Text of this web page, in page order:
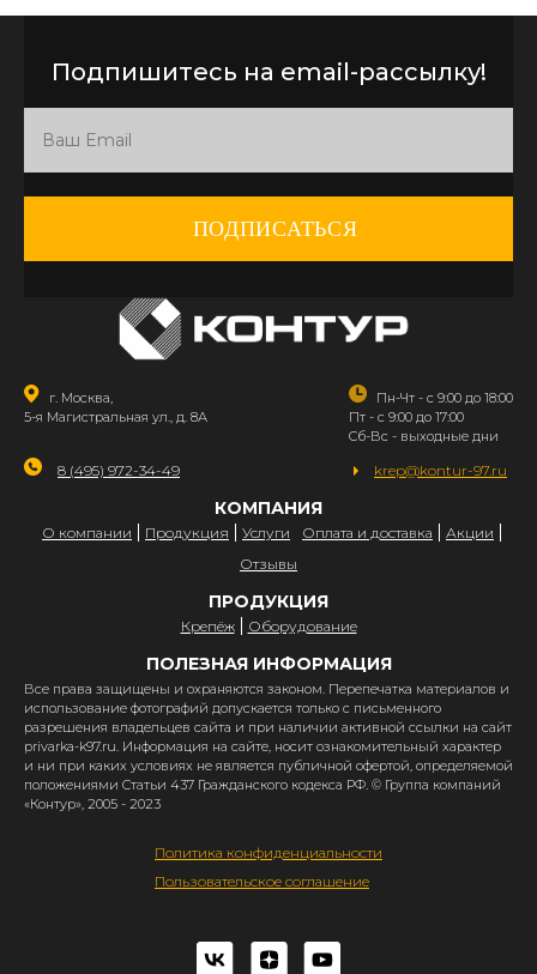
Подпишитесь на email-рассылку!
ПОДПИСАТЬСЯ
г. Москва,
5-я Магистральная ул., д. 8А
Пн-Чт - с 9:00 до 18:00
Пт - с 9:00 до 17:00
Сб-Вс - выходные дни
8 (495) 972-34-49 krep@kontur-97.ru
КОМПАНИЯ
О компании Продукция Услуги Оплата и доставка
Акции
Отзывы
ПРОДУКЦИЯ
Крепёж Оборудование
ПОЛЕЗНАЯ ИНФОРМАЦИЯ
Все права защищены и охраняются законом. Перепечатка материалов и
использование фотографий допускается только с письменного
разрешения владельцев сайта и при наличии активной ссылки на сайт
privarka-k97.ru. Информация на сайте, носит ознакомительный характер
и ни при каких условиях не является публичной офертой, определяемой
положениями Статьи 437 Гражданского кодекса РФ. © Группа компаний
«Контур», 2005 - 2023
Политика конфиденциальности
Пользовательское соглашение